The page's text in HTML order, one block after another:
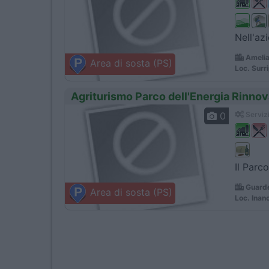
Area di sosta (PS)
Loc.
Agriturismo Parco dell'Energia
Area di sosta (PS)
0
Il
Loc.